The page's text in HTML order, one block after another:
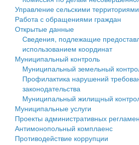
Антимонопольный комплаенс
Противодействие коррупции
Муниципальные программы
Контрольно-счетная палата
Персональные данные
Оценка регулирующего
Деятельность МУ
Нормативы градостроительного
Правила землепользования и
Управление сельскими территориями
Работа с обращениями граждан
Открытые данные
Сведения, подлежащие
использованием координат
Муниципальный контроль
Муниципальный земельный
Профилактика нарушений
законодательства
Муниципальный жилищный
Муниципальные услуги
Проекты административных
Антимонопольный комплаенс
Противодействие коррупции